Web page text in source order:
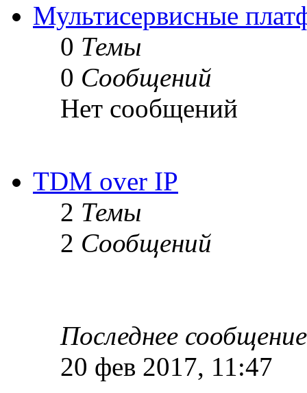
Мультисервисные
0 Темы
0 Сообщений
Нет сообщений
TDM over IP
2 Темы
2 Сообщений
Последнее сообщение
20 фев 2017, 11:47